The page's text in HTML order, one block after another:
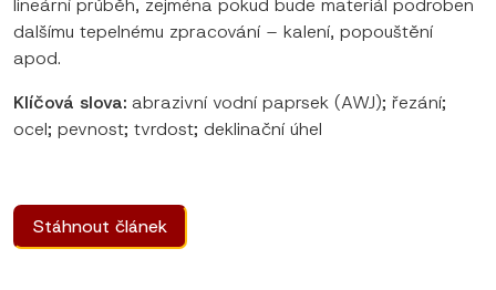
lineární průběh, zejména pokud bude materiál podroben
dalšímu tepelnému zpracování – kalení, popouštění
apod.
Klíčová slova: abrazivní vodní paprsek (AWJ); řezání;
ocel; pevnost; tvrdost; deklinační úhel
Stáhnout článek